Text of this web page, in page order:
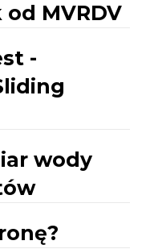
MVRDV
-
wody